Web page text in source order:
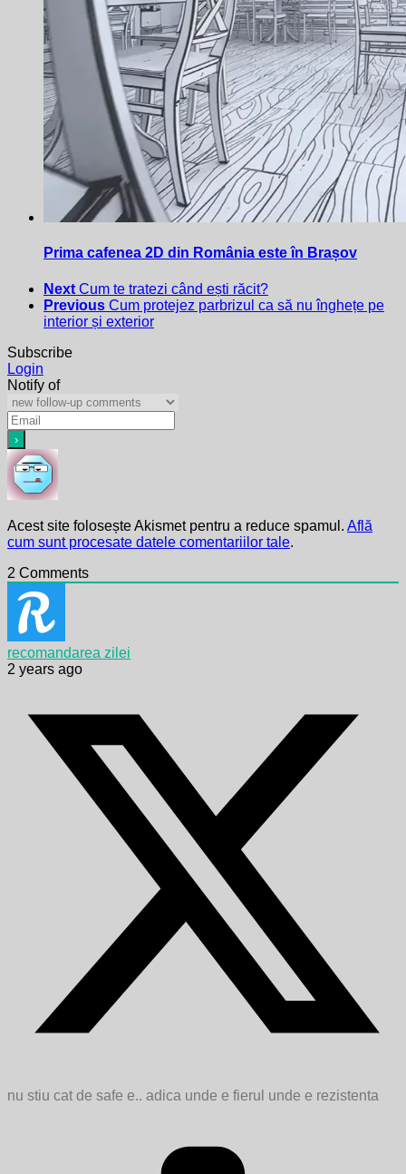
Prima cafenea 2D din România este în Brașov
Next Cum te tratezi când ești răcit?
Previous Cum protejez parbrizul ca să nu înghețe pe
interior și exterior
Subscribe
Login
Notify of
Acest site folosește Akismet pentru a reduce spamul. Află
cum sunt procesate datele comentariilor tale.
2 Comments
recomandarea zilei
2 years ago
nu stiu cat de safe e.. adica unde e fierul unde e rezistenta